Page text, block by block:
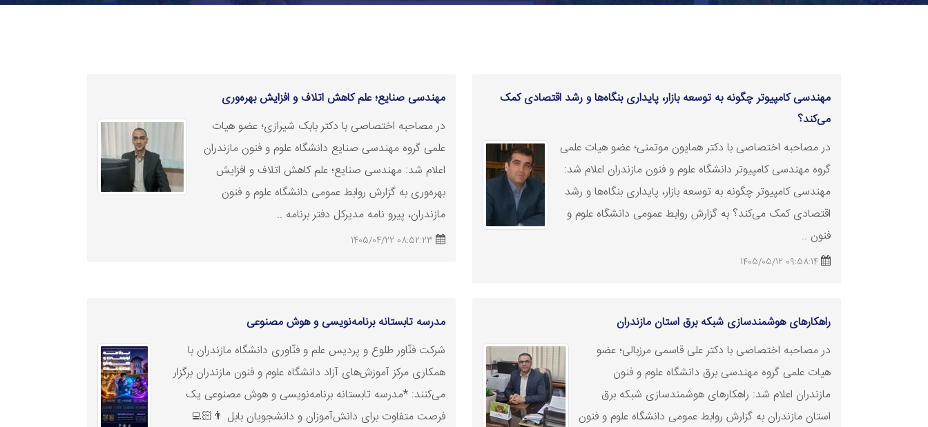
مهندسی کامپیوتر چگونه به توسعه بازار، پایداری بنگاه‌ها و رشد اقتصادی کمک
می‌کند؟
در مصاحبه اختصاصی با دکتر همایون موتمنی؛ عضو هیات علمی
گروه مهندسی کامپیوتر دانشگاه علوم و فنون مازندران اعلام شد:
مهندسی کامپیوتر چگونه به توسعه بازار، پایداری بنگاه‌ها و رشد
اقتصادی کمک می‌کند؟ به گزارش روابط عمومی دانشگاه علوم و
فنون ..
09:58:14 1405/05/12
مهندسی صنایع؛ علم کاهش اتلاف و افزایش بهره‌وری
در مصاحبه اختصاصی با دکتر بابک شیرازی؛ عضو هیات
علمی گروه مهندسی صنایع دانشگاه علوم و فنون مازندران
اعلام شد: مهندسی صنایع؛ علم کاهش اتلاف و افزایش
بهره‌وری به گزارش روابط عمومی دانشگاه علوم و فنون
مازندران، پیرو نامه مدیرکل دفتر برنامه‌ ..
08:52:23 1405/04/22
راهکارهای هوشمندسازی شبکه برق استان مازندران
در مصاحبه اختصاصی با دکتر علی قاسمی مرزبالی؛ عضو
هیات علمی گروه مهندسی برق دانشگاه علوم و فنون
مازندران اعلام شد: راهکارهای هوشمندسازی شبکه برق
استان مازندران به گزارش روابط عمومی دانشگاه علوم و فنون
مدرسه تابستانه برنامه‌نویسی و هوشمصنوعی
شرکت فنّاور طلوع و پردیس علم و فنّاوری دانشگاه مازندران با
همکاری مرکز آموزش‌های آزاد دانشگاه علوم و فنون مازندران برگزار
می‌کنند: *مدرسه تابستانه برنامه‌نویسی و هوشمصنوعی یک
فرصت متفاوت برای دانش‌آموزان و دانشجویان بابل 👨🏻‍💻